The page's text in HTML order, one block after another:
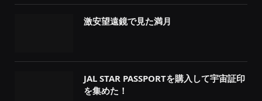
激安望遠鏡で見た満月
JAL STAR PASSPORTを購入して宇宙証印
を集めた！